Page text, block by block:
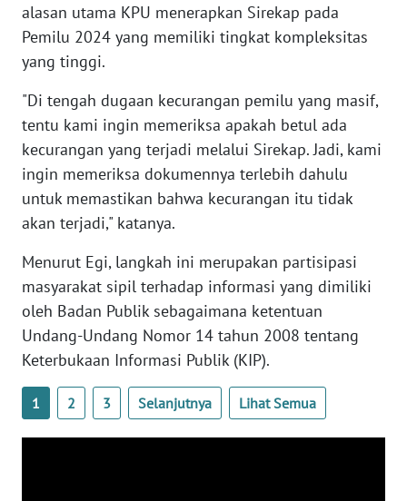
alasan utama KPU menerapkan Sirekap pada
Pemilu 2024 yang memiliki tingkat kompleksitas
yang tinggi.
"Di tengah dugaan kecurangan pemilu yang masif,
tentu kami ingin memeriksa apakah betul ada
kecurangan yang terjadi melalui Sirekap. Jadi, kami
ingin memeriksa dokumennya terlebih dahulu
untuk memastikan bahwa kecurangan itu tidak
akan terjadi," katanya.
Menurut Egi, langkah ini merupakan partisipasi
masyarakat sipil terhadap informasi yang dimiliki
oleh Badan Publik sebagaimana ketentuan
Undang-Undang Nomor 14 tahun 2008 tentang
Keterbukaan Informasi Publik (KIP).
1 2 3 Selanjutnya Lihat Semua
WN
BANTEN
NTT
WN
KEPRI
PAPUA
WN
PAPUA
BARAT
WN
RIAU
WN